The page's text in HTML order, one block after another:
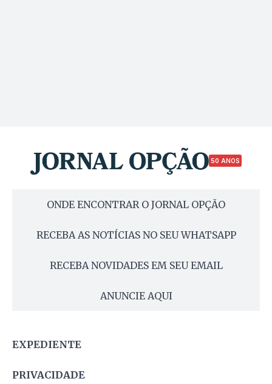
50 ANOS
ONDE ENCONTRAR O JORNAL OPÇÃO
RECEBA AS NOTÍCIAS NO SEU WHATSAPP
RECEBA NOVIDADES EM SEU EMAIL
ANUNCIE AQUI
EXPEDIENTE
PRIVACIDADE